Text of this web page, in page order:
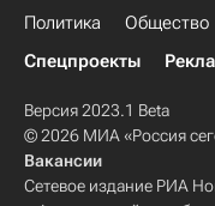
Политика Общество
Спецпроекты
Версия 2023.1 Beta
© 2026 МИА «Россия
Вакансии
Сетевое издание РИА